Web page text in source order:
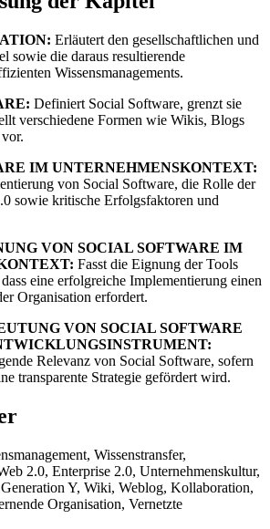
Erläutert den gesellschaftlichen und
sowie die daraus resultierende
Wissensmanagements.
Definiert Social Software, grenzt sie
verschiedene Formen wie Wikis, Blogs
IM UNTERNEHMENSKONTEXT:
von Social Software, die Rolle der
sowie kritische Erfolgsfaktoren und
VON SOCIAL SOFTWARE IM
Fasst die Eignung der Tools
eine erfolgreiche Implementierung einen
Organisation erfordert.
VON SOCIAL SOFTWARE
Relevanz von Social Software, sofern
transparente Strategie gefördert wird.
Wissenstransfer,
2.0, Enterprise 2.0, Unternehmenskultur,
Y, Wiki, Weblog, Kollaboration,
Organisation, Vernetzte